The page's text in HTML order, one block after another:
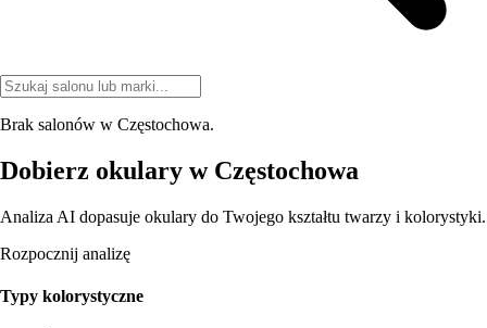
Brak salonów w Częstochowa.
Dobierz okulary w Częstochowa
Analiza AI dopasuje okulary do Twojego kształtu twarzy i kolorystyki.
Rozpocznij analizę
Typy kolorystyczne